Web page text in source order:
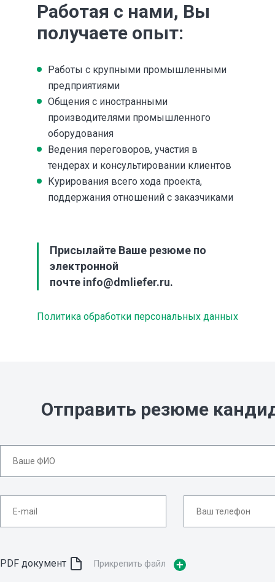
Работая с нами, Вы
получаете опыт:
Работы с крупными промышленными
предприятиями
Общения с иностранными
производителями промышленного
оборудования
Ведения переговоров, участия в
тендерах и консультировании клиентов
Курирования всего хода проекта,
поддержания отношений с заказчиками
Присылайте Ваше резюме по
электронной
почте info@dmliefer.ru.
Политика обработки персональных данных
Отправить резюме
PDF документ Прикрепить файл